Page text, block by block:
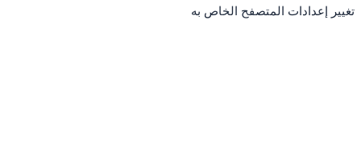
تغيير إعدادات المتصفح الخاص به